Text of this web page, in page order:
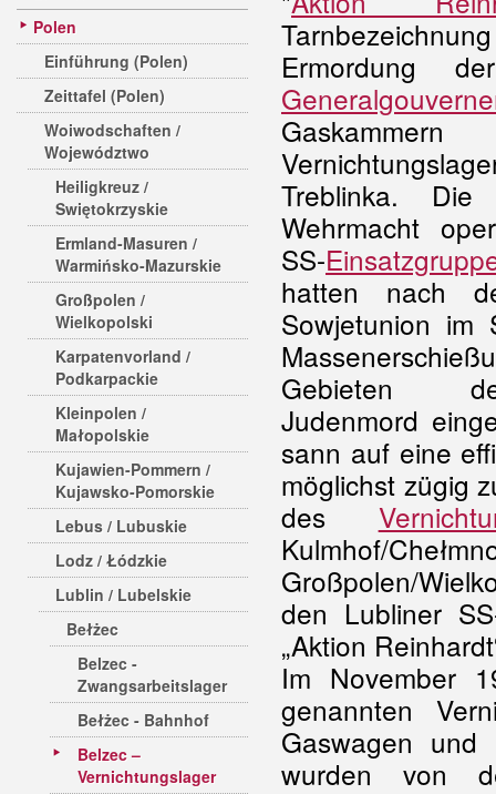
Polen
Einführung (Polen)
Zeittafel (Polen)
Woiwodschaften /
Województwo
Heiligkreuz /
Swiętokrzyskie
Ermland-Masuren /
Warmińsko-Mazurskie
Großpolen /
Wielkopolski
Karpatenvorland /
Podkarpackie
Kleinpolen /
Małopolskie
Kujawien-Pommern /
Kujawsko-Pomorskie
Lebus / Lubuskie
Lodz / Łódzkie
Lublin / Lubelskie
Bełżec
Belzec -
Zwangsarbeitslager
Bełżec - Bahnhof
Belzec –
Vernichtungslager
Ermordung
Treblinka.
Wehrmacht
SS-
hatten nach
Sowjetunion im
Gebieten
Judenmord
sann auf eine
möglichst zügig
des
Kulmhof/
Großpolen/
den Lubliner
„Aktion
Im November
genannten
Gaswagen und
wurden von